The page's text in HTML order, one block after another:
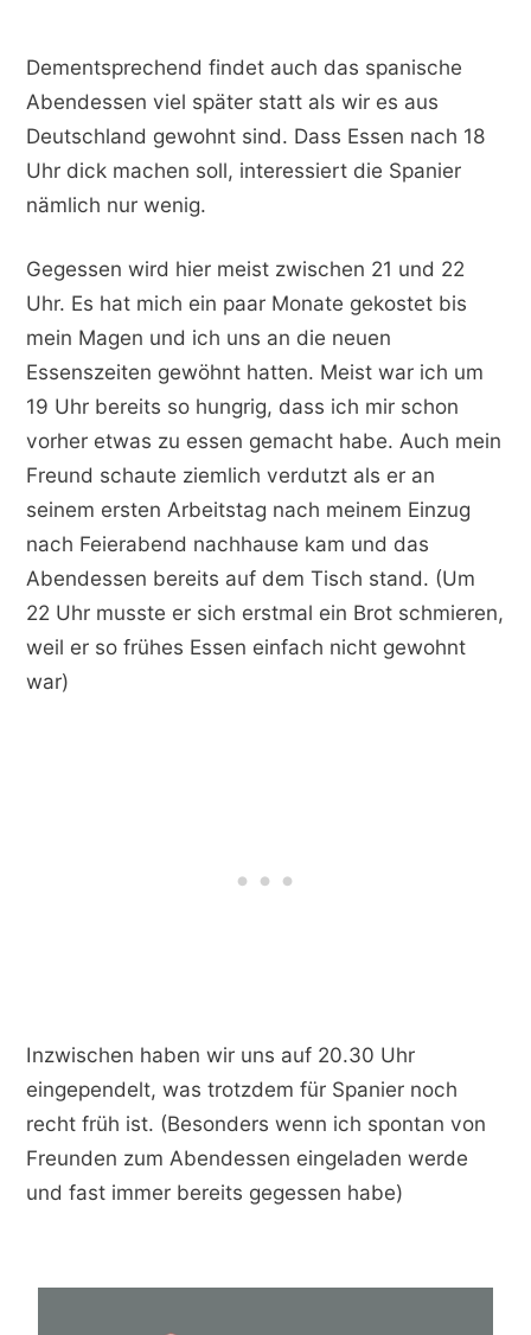
Dementsprechend findet auch das spanische
Abendessen viel später statt als wir es aus
Deutschland gewohnt sind. Dass Essen nach 18
Uhr dick machen soll, interessiert die Spanier
nämlich nur wenig.
Gegessen wird hier meist zwischen 21 und 22
Uhr. Es hat mich ein paar Monate gekostet bis
mein Magen und ich uns an die neuen
Essenszeiten gewöhnt hatten. Meist war ich um
19 Uhr bereits so hungrig, dass ich mir schon
vorher etwas zu essen gemacht habe. Auch mein
Freund schaute ziemlich verdutzt als er an
seinem ersten Arbeitstag nach meinem Einzug
nach Feierabend nachhause kam und das
Abendessen bereits auf dem Tisch stand. (Um
22 Uhr musste er sich erstmal ein Brot schmieren,
weil er so frühes Essen einfach nicht gewohnt
war)
Inzwischen haben wir uns auf 20.30 Uhr
eingependelt, was trotzdem für Spanier noch
recht früh ist. (Besonders wenn ich spontan von
Freunden zum Abendessen eingeladen werde
und fast immer bereits gegessen habe)